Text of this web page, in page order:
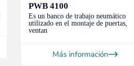
PWB 4100
Es un banco de trabajo neumático
utilizado en el montaje de puertas,
ventan
Más información